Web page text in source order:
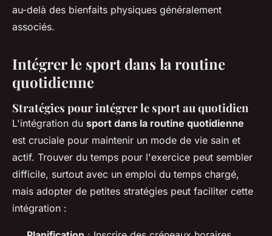
au-delà des bienfaits physiques généralement
associés.
Intégrer le sport dans la routine
quotidienne
Stratégies pour intégrer le sport au quotidien
L'intégration du sport dans la routine quotidienne
est cruciale pour maintenir un mode de vie sain et
actif. Trouver du temps pour l'exercice peut sembler
difficile, surtout avec un emploi du temps chargé,
mais adopter de petites stratégies peut faciliter cette
intégration :